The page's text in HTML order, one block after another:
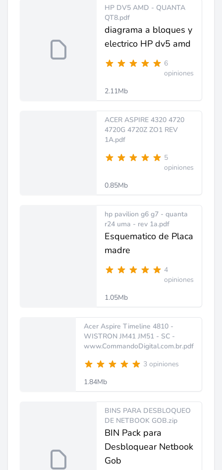
HP DV5 AMD - QUANTA
QT8.pdf
diagrama a bloques y
electrico HP dv5 amd
6
opiniones
2.11Mb
ACER ASPIRE 4320 4720
4720G 4720Z ZO1 REV
1A.pdf
5
opiniones
0.85Mb
hp pavilion g6 g7 - quanta
r24 uma - rev 1a.pdf
Esquematico de Placa
madre
4
opiniones
1.05Mb
Acer Aspire Timeline 4810 -
WISTRON JM41 JM51 - SC -
www.CommandoDigital.com.br.pdf
3 opiniones
1.84Mb
BINS PARA DESBLOQUEO
DE NETBOOK GOB.zip
BIN Pack para
Desbloquear Netbook
Gob